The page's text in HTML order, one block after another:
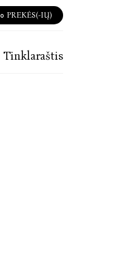
0 PREKĖS(-IŲ)
Tinklaraštis